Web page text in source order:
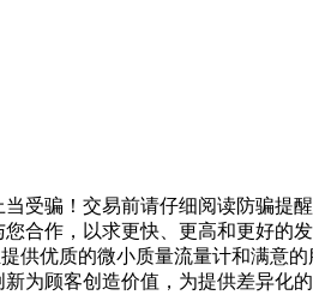
受骗！交易前请仔细阅读防骗提
作，以求更快、更高和更好的
供优质的微小质量流量计和满意
术创新为顾客创造价值，为提供